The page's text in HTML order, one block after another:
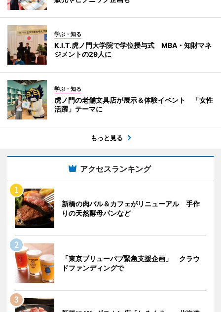
学ぶ・知る
K.I.T.虎ノ門大学院で学位授与式 MBA・知財マネ
ジメントの29人に
学ぶ・知る
虎ノ門の老舗文具店が展示＆体験イベント 「女性
活躍」テーマに
もっと見る
アクセスランキング
新橋の肉バル＆カフェがリニューアル 手作
りの天然酵母パンなど
「東京ブリューパブ緊急支援企画」 クラウ
ドファンディングで